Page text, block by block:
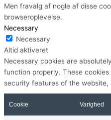
Men fravalg af nogle af disse
browseroplevelse.
Necessary
Necessary
Altid aktiveret
Necessary cookies are
function properly. These
security features of the website,
Cookie Varighed